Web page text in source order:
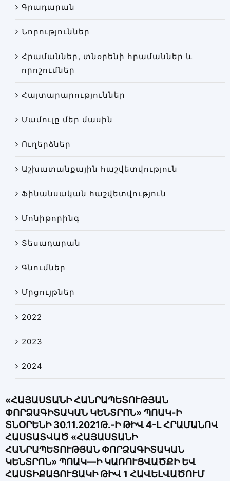
Փորձաքննությունների տեսակները
Գրադարան
Կայքի քարտեզ
Գրադարան
Նորություններ
Հրամաններ, տնօրենի հրամաններ և
որոշումներ
Հայտարարություններ
Մամուլը մեր մասին
Ուղերձներ
Աշխատանքային հաշվետվություն
Ֆինանսական հաշվետվություն
Մոնիթորինգ
Տեսադարան
Գնումներ
Մրցույթներ
2022
2023
2024
«ՀԱՅԱՍՏԱՆԻ ՀԱՆՐԱՊԵՏՈՒԹՅԱՆ
ՓՈՐՁԱԳԻՏԱԿԱՆ ԿԵՆՏՐՈՆ» ՊՈԱԿ-Ի
ՏՆՕՐԵՆԻ 30.11.2021Թ.-Ի ԹԻՎ 4-Լ ՀՐԱՄԱՆՈՎ
ՀԱՍՏԱՏՎԱԾ «ՀԱՅԱՍՏԱՆԻ
ՀԱՆՐԱՊԵՏՈՒԹՅԱՆ ՓՈՐՁԱԳԻՏԱԿԱՆ
ԿԵՆՏՐՈՆ» ՊՈԱԿ—Ի ԿԱՌՈՒՑՎԱԾՔԻ ԵՎ
ՀԱՍՏԻՔԱՑՈՒՑԱԿԻ ԹԻՎ 1 ՀԱՎԵԼՎԱԾՈՒՄ